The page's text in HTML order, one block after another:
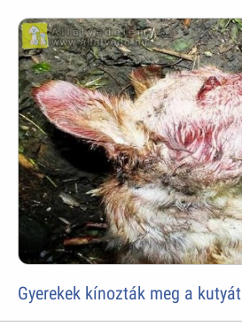
Gyerekek kínozták meg a kutyát